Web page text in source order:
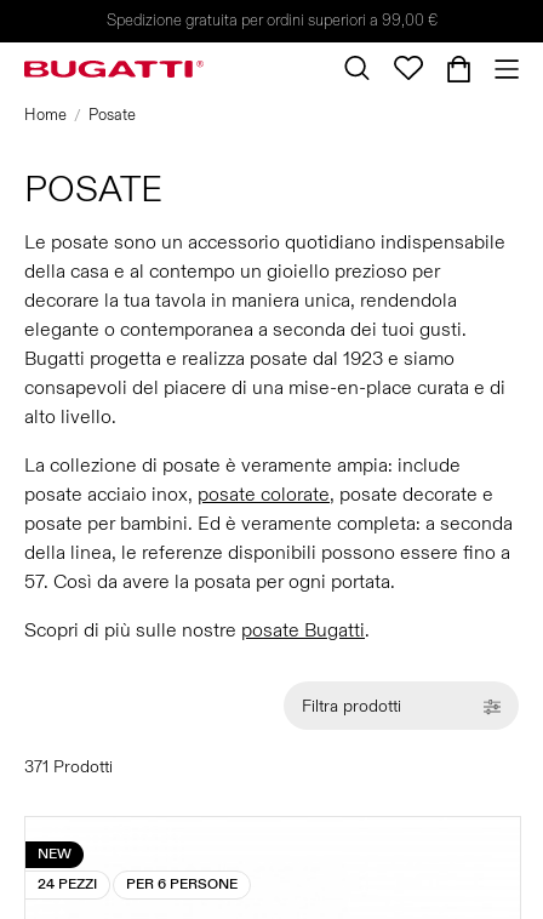
Spedizione gratuita per ordini superiori a 99,00 €
Home Posate
POSATE
Le posate sono un accessorio quotidiano indispensabile
della casa e al contempo un gioiello prezioso per
decorare la tua tavola in maniera unica, rendendola
elegante o contemporanea a seconda dei tuoi gusti.
Bugatti progetta e realizza posate dal 1923 e siamo
consapevoli del piacere di una mise-en-place curata e di
alto livello.
La collezione di posate è veramente ampia: include
posate acciaio inox, posate colorate, posate decorate e
posate per bambini. Ed è veramente completa: a seconda
della linea, le referenze disponibili possono essere fino a
57. Così da avere la posata per ogni portata.
Scopri di più sulle nostre posate Bugatti.
Filtra prodotti
371 Prodotti
NEW
24 PEZZI
PER 6 PERSONE